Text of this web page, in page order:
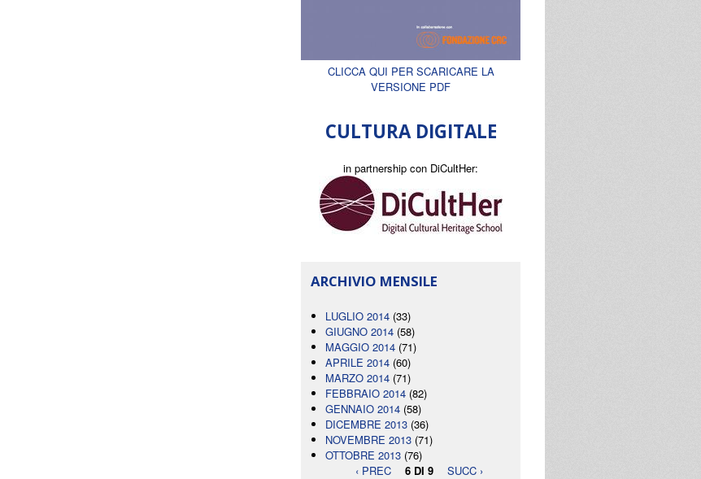
CLICCA QUI PER SCARICARE LA
VERSIONE PDF
CULTURA DIGITALE
in partnership con DiCultHer:
ARCHIVIO MENSILE
LUGLIO 2014 (33)
GIUGNO 2014 (58)
MAGGIO 2014 (71)
APRILE 2014 (60)
MARZO 2014 (71)
FEBBRAIO 2014 (82)
GENNAIO 2014 (58)
DICEMBRE 2013 (36)
NOVEMBRE 2013 (71)
OTTOBRE 2013 (76)
‹ PREC
6 DI 9 SUCC ›